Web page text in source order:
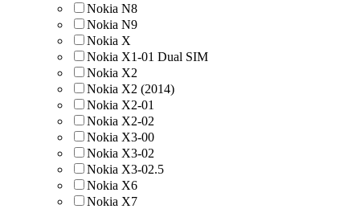
Nokia N8
Nokia N9
Nokia X
Nokia X1-01 Dual SIM
Nokia X2
Nokia X2 (2014)
Nokia X2-01
Nokia X2-02
Nokia X3-00
Nokia X3-02
Nokia X3-02.5
Nokia X6
Nokia X7